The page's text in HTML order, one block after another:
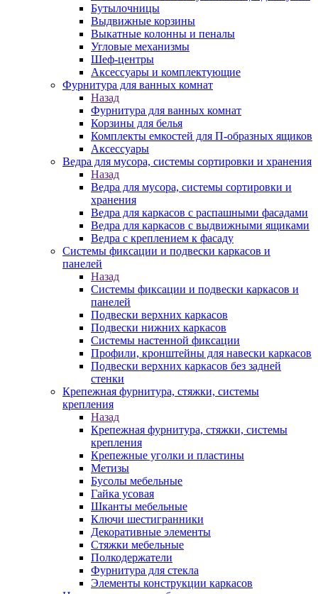
Бутылочницы
Выдвижные корзины
Выкатные колонны и пеналы
Угловые механизмы
Шеф-центры
Аксессуары и комплектующие
Фурнитура для ванных комнат
Назад
Фурнитура для ванных комнат
Корзины для белья
Комплекты емкостей для П-образных ящиков
Аксессуары
Ведра для мусора, системы сортировки и хранения
Назад
Ведра для мусора, системы сортировки и
хранения
Ведра для каркасов с распашными фасадами
Ведра для каркасов с выдвижными ящиками
Ведра с креплением к фасаду
Системы фиксации и подвески каркасов и
панелей
Назад
Системы фиксации и подвески каркасов и
панелей
Подвески верхних каркасов
Подвески нижних каркасов
Системы настенной фиксации
Профили, кронштейны для навески каркасов
Подвески верхних каркасов без задней
стенки
Крепежная фурнитура, стяжки, системы
крепления
Назад
Крепежная фурнитура, стяжки, системы
крепления
Крепежные уголки и пластины
Метизы
Бусолы мебельные
Гайка усовая
Шканты мебельные
Ключи шестигранники
Декоративные элементы
Стяжки мебельные
Полкодержатели
Фурнитура для стекла
Элементы конструкции каркасов